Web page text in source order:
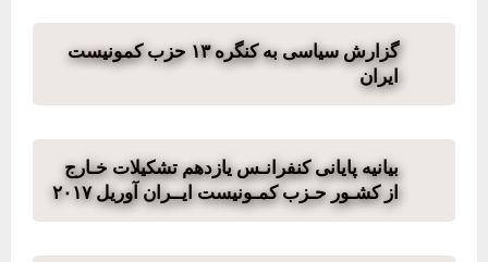
گزارش سیاسی به کنگره ۱۳ حزب کمونیست
ایران
بیانیه پایانی کنفرانـس یازدھم تشکیلات خـارج
از کشـور حـزب کمـونیست ایــران آوریل ٢٠١٧